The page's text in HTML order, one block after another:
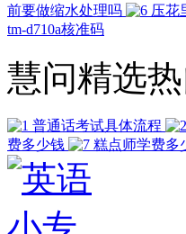
前要做缩水处理吗
压花
tm-d710a核准码
慧问精选
普通话考试具体流程
费多少钱
糕点师学费多